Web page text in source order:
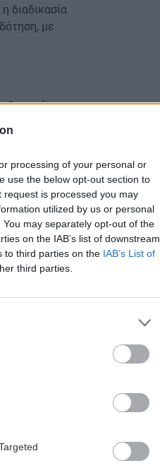
processing of your personal or
use the below opt-out section to
is processed you may
utilized by us or personal
may separately opt-out of the
on the IAB’s list of downstream
to third parties on the IAB’s List of
third parties.
διαδικασία
με
δικαιούνται
το
της ίδιας
νέες
για